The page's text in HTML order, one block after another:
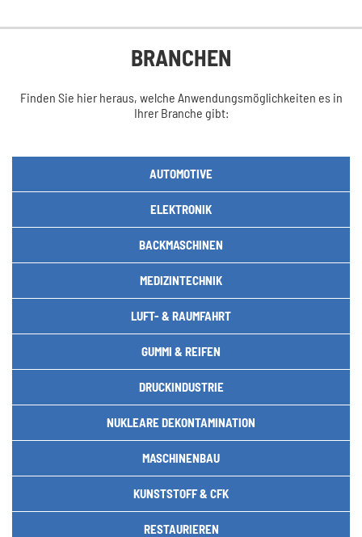
BRANCHEN
Finden Sie hier heraus, welche Anwendungsmöglichkeiten es in
Ihrer Branche gibt:
AUTOMOTIVE
ELEKTRONIK
BACKMASCHINEN
MEDIZINTECHNIK
LUFT- & RAUMFAHRT
GUMMI & REIFEN
DRUCKINDUSTRIE
NUKLEARE DEKONTAMINATION
MASCHINENBAU
KUNSTSTOFF & CFK
RESTAURIEREN